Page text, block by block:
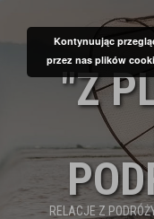
"Z
RELACJE Z
Kontynuując
przez nas plików